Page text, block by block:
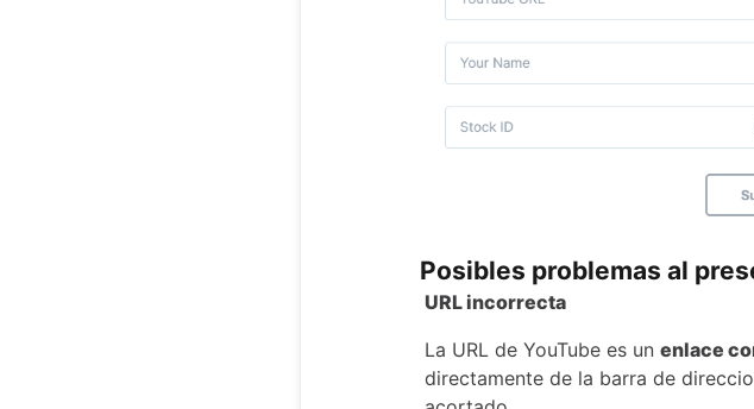
Posibles problemas al
URL incorrecta
La URL de YouTube es un enlace
directamente de la barra de